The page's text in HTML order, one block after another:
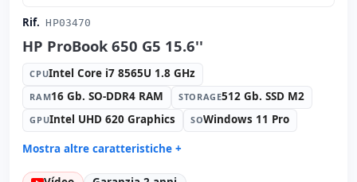
Rif. HP03470
HP ProBook 650 G5 15.6''
CPUIntel Core i7 8565U 1.8 GHz
RAM16 Gb. SO-DDR4 RAM STORAGE512 Gb. SSD M2
GPUIntel UHD 620 Graphics SOWindows 11 Pro
Mostra altre caratteristiche +
Suono: Conexant ISST audio